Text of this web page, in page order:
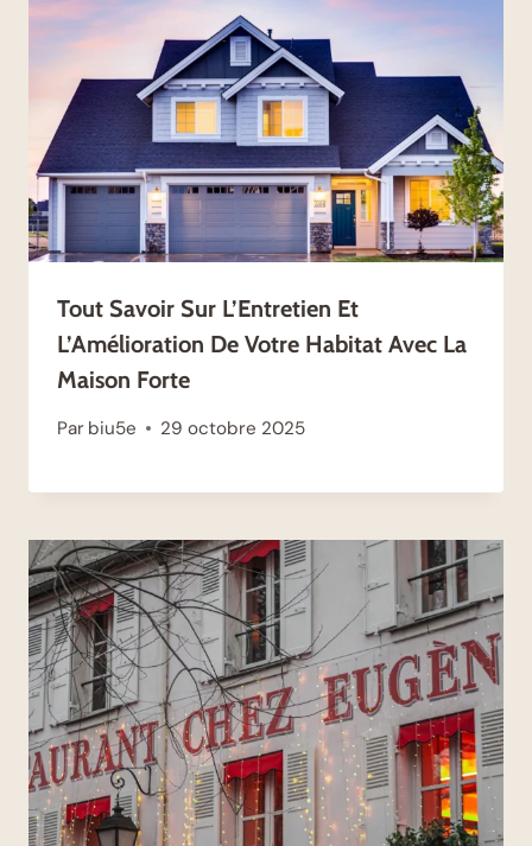
Tout Savoir Sur L’Entretien Et
L’Amélioration De Votre Habitat Avec La
Maison Forte
Par biu5e 29 octobre 2025